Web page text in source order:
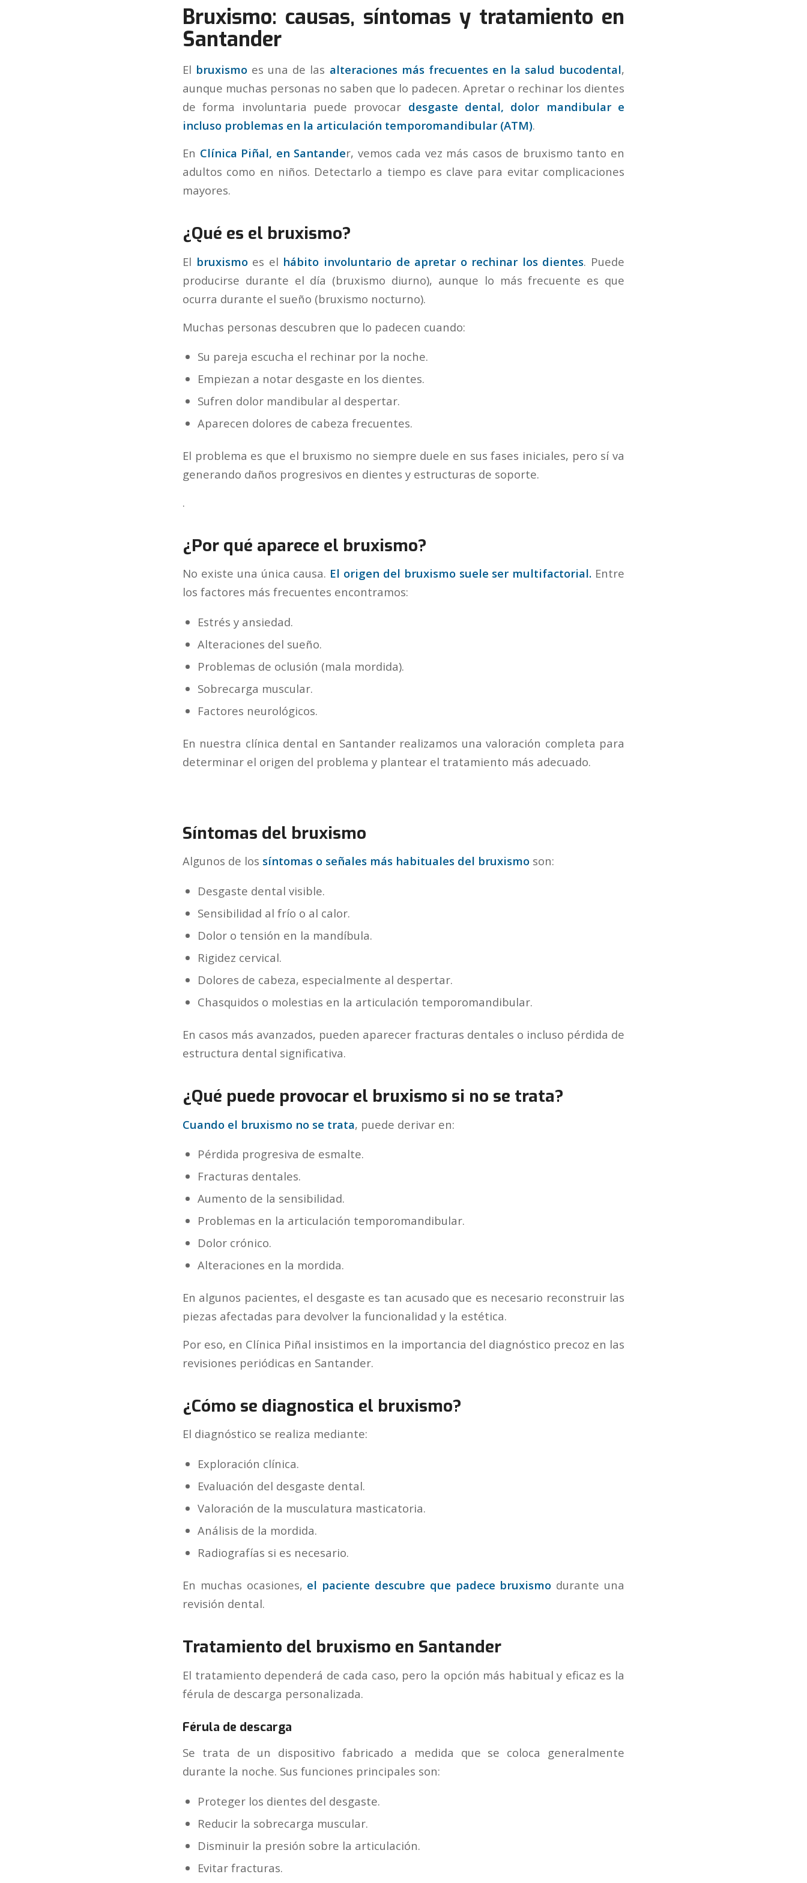
Bruxismo: causas, síntomas y tratamiento en
Santander
El bruxismo es una de las alteraciones más frecuentes en la salud bucodental,
aunque muchas personas no saben que lo padecen. Apretar o rechinar los dientes
de forma involuntaria puede provocar desgaste dental, dolor mandibular e
incluso problemas en la articulación temporomandibular (ATM).
En Clínica Piñal, en Santander, vemos cada vez más casos de bruxismo tanto en
adultos como en niños. Detectarlo a tiempo es clave para evitar complicaciones
mayores.
¿Qué es el bruxismo?
El bruxismoes el hábito involuntario de apretar o rechinar los dientes. Puede
producirse durante el día (bruxismo diurno), aunque lo más frecuente es que
ocurra durante el sueño (bruxismo nocturno).
Muchas personas descubren que lo padecen cuando:
Su pareja escucha el rechinar por la noche.
Empiezan a notar desgaste en los dientes.
Sufren dolor mandibular al despertar.
Aparecen dolores de cabeza frecuentes.
El problema es que el bruxismo no siempre duele en sus fases iniciales, pero sí va
generando daños progresivos en dientes y estructuras de soporte.
.
¿Por qué aparece el bruxismo?
No existe una única causa. El origen del bruxismo suele ser multifactorial. Entre
los factores más frecuentes encontramos:
Estrés y ansiedad.
Alteraciones del sueño.
Problemas de oclusión (mala mordida).
Sobrecarga muscular.
Factores neurológicos.
En nuestra clínica dental en Santander realizamos una valoración completa para
determinar el origen del problema y plantear el tratamiento más adecuado.
Síntomas del bruxismo
Algunos de los síntomas o señales más habituales del bruxismo son:
Desgaste dental visible.
Sensibilidad al frío o al calor.
Dolor o tensión en la mandíbula.
Rigidez cervical.
Dolores de cabeza, especialmente al despertar.
Chasquidos o molestias en la articulación temporomandibular.
En casos más avanzados, pueden aparecer fracturas dentales o incluso pérdida de
estructura dental significativa.
¿Qué puede provocar el bruxismo si no se trata?
Cuando el bruxismo no se trata, puede derivar en:
Pérdida progresiva de esmalte.
Fracturas dentales.
Aumento de la sensibilidad.
Problemas en la articulación temporomandibular.
Dolor crónico.
Alteraciones en la mordida.
En algunos pacientes, el desgaste es tan acusado que es necesario reconstruir las
piezas afectadas para devolver la funcionalidad y la estética.
Por eso, en Clínica Piñal insistimos en la importancia del diagnóstico precoz en las
revisiones periódicas en Santander.
¿Cómo se diagnostica el bruxismo?
El diagnóstico se realiza mediante:
Exploración clínica.
Evaluación del desgaste dental.
Valoración de la musculatura masticatoria.
Análisis de la mordida.
Radiografías si es necesario.
En muchas ocasiones, el paciente descubre que padece bruxismo durante una
revisión dental.
Tratamiento del bruxismo en Santander
El tratamiento dependerá de cada caso, pero la opción más habitual y eficaz es la
férula de descarga personalizada.
Férula de descarga
Se trata de un dispositivo fabricado a medida que se coloca generalmente
durante la noche. Sus funciones principales son:
Proteger los dientes del desgaste.
Reducir la sobrecarga muscular.
Disminuir la presión sobre la articulación.
Evitar fracturas.